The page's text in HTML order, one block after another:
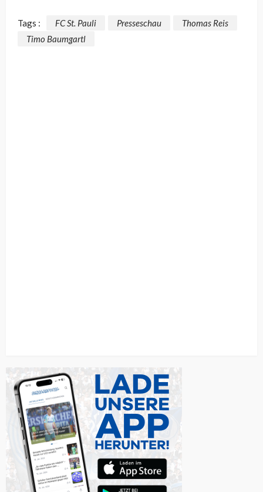
Tags : FC St. Pauli Presseschau
Thomas Reis
Timo Baumgartl